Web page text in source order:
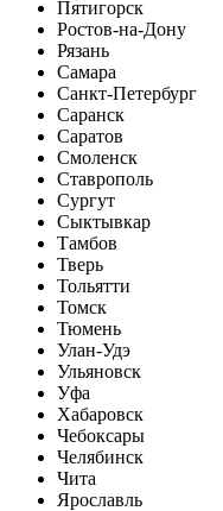
Пятигорск
Ростов-на-Дону
Рязань
Самара
Санкт-Петербург
Саранск
Саратов
Смоленск
Ставрополь
Сургут
Сыктывкар
Тамбов
Тверь
Тольятти
Томск
Тюмень
Улан-Удэ
Ульяновск
Уфа
Хабаровск
Чебоксары
Челябинск
Чита
Ярославль